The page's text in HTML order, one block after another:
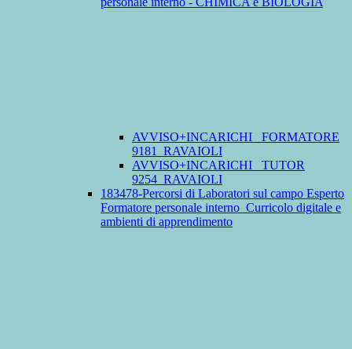
AVVISO+INCARICHI_ FORMATORE
9181_RAVAIOLI
AVVISO+INCARICHI_ TUTOR
9254_RAVAIOLI
183478-Percorsi di Laboratori sul campo Esperto
Formatore personale interno_Curricolo digitale e
ambienti di apprendimento